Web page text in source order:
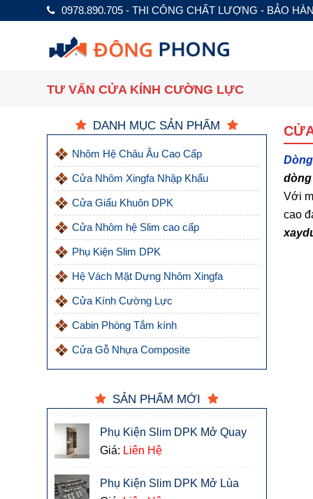
0978.890.705 - THI CÔNG CHẤT LƯỢNG - BẢO
TƯ VẤN CỬA KÍNH CƯỜNG LỰC
dòng
Với
cao
DANH MỤC SẢN PHẨM
Nhôm Hệ Châu Âu Cao Cấp
Cửa Nhôm Xingfa Nhập Khẩu
Cửa Giấu Khuôn DPK
Cửa Nhôm hệ Slim cao cấp
Phụ Kiện Slim DPK
Hệ Vách Mặt Dựng Nhôm Xingfa
Cửa Kính Cường Lực
Cabin Phòng Tắm kính
Cửa Gỗ Nhựa Composite
SẢN PHẨM MỚI
Phụ Kiện Slim DPK Mở Quay
Giá: Liên Hệ
Phụ Kiện Slim DPK Mở Lùa